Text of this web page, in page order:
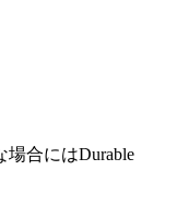
場合にはDurable